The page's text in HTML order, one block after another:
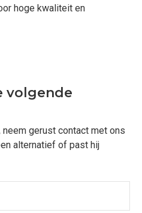
hoge kwaliteit en
volgende
gerust contact met ons
alternatief of past hij